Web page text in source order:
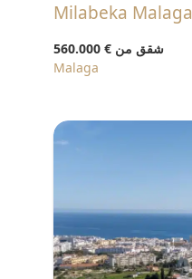
Milabeka Malaga
شقق من € 560.000
Malaga